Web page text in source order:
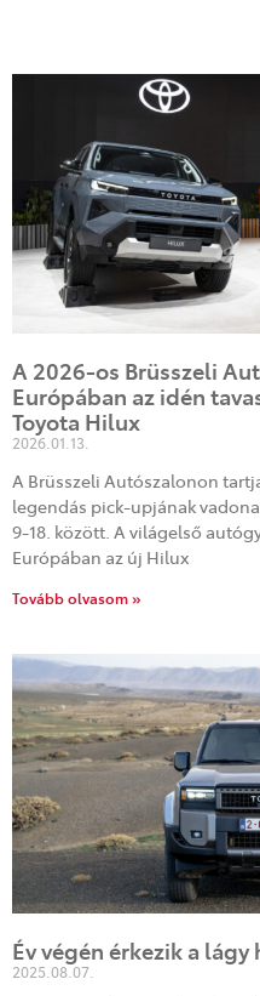
A 2026-os Brüsszeli
Európában az idén
Toyota Hilux
2026.01.13.
A Brüsszeli Autószalonon
legendás pick-upjának
9-18. között. A világelső
Európában az új Hilux
Tovább olvasom »
Év végén érkezik a
2025.08.07.